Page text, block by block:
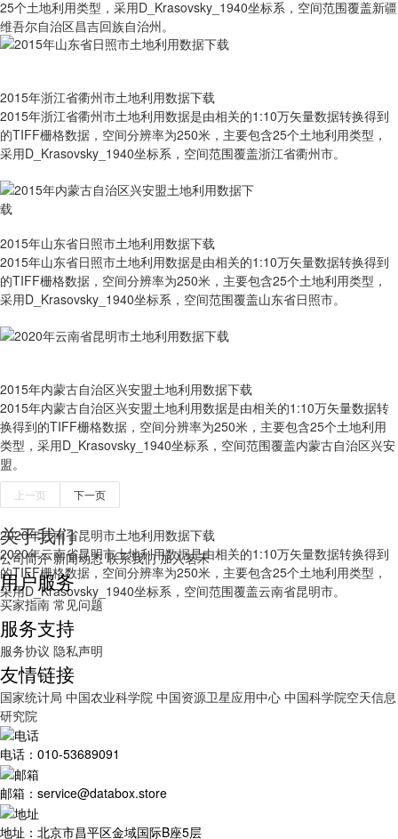
25个土地利用类型，采用D_Krasovsky_1940坐标系，空间范围覆盖新疆
维吾尔自治区昌吉回族自治州。
2015年浙江省衢州市土地利用数据下载
2015年浙江省衢州市土地利用数据是由相关的1:10万矢量数据转换得到
的TIFF栅格数据，空间分辨率为250米，主要包含25个土地利用类型，
采用D_Krasovsky_1940坐标系，空间范围覆盖浙江省衢州市。
2015年山东省日照市土地利用数据下载
2015年山东省日照市土地利用数据是由相关的1:10万矢量数据转换得到
的TIFF栅格数据，空间分辨率为250米，主要包含25个土地利用类型，
采用D_Krasovsky_1940坐标系，空间范围覆盖山东省日照市。
2015年内蒙古自治区兴安盟土地利用数据下载
2015年内蒙古自治区兴安盟土地利用数据是由相关的1:10万矢量数据转
换得到的TIFF栅格数据，空间分辨率为250米，主要包含25个土地利用
类型，采用D_Krasovsky_1940坐标系，空间范围覆盖内蒙古自治区兴安
盟。
2020年云南省昆明市土地利用数据下载
2020年云南省昆明市土地利用数据是由相关的1:10万矢量数据转换得到
的TIFF栅格数据，空间分辨率为250米，主要包含25个土地利用类型，
采用D_Krasovsky_1940坐标系，空间范围覆盖云南省昆明市。
上一页 下一页
关于我们
公司简介 新闻动态 联系我们 加入茗禾
用户服务
买家指南 常见问题
服务支持
服务协议 隐私声明
友情链接
国家统计局 中国农业科学院 中国资源卫星应用中心 中国科学院空天信息
研究院
电话：010-53689091
邮箱：service@databox.store
地址：北京市昌平区金域国际B座5层